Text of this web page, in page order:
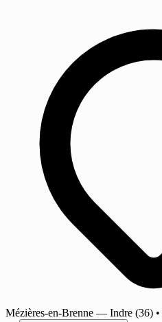
Mézières-en-Brenne — Indre (36) •